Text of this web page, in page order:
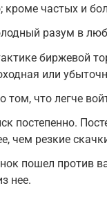
кроме частых и
разум в
биржевой
или
том, что легче
постепенно.
чем резкие
пошел против
нее.